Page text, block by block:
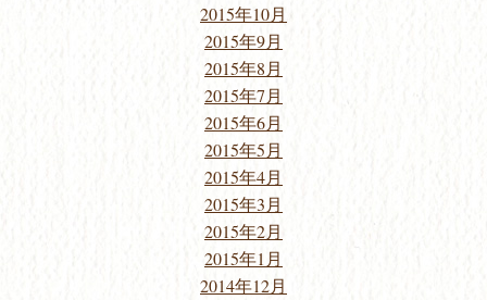
2015年10月
2015年9月
2015年8月
2015年7月
2015年6月
2015年5月
2015年4月
2015年3月
2015年2月
2015年1月
2014年12月